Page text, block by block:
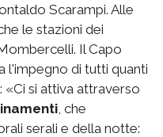
Scarampi. Alle
le stazioni dei
Il Capo
l'impegno di tutti quanti
si attiva attraverso
, che
serali e della notte: